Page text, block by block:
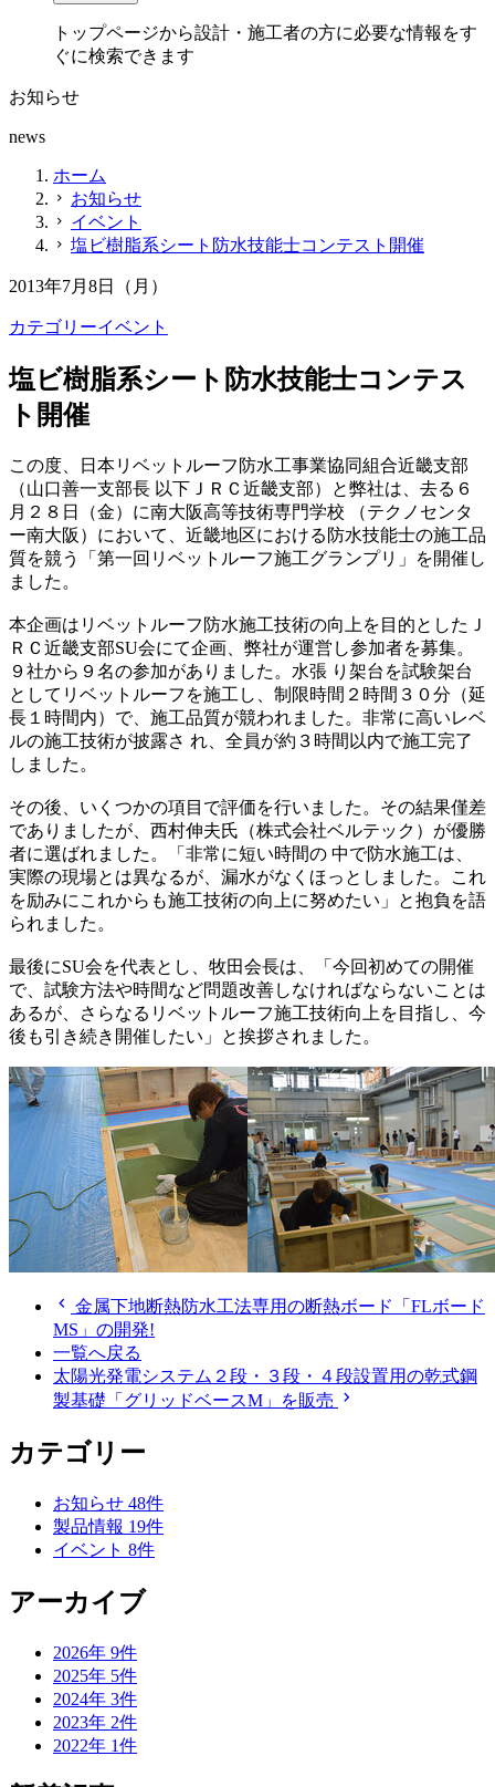
トップページから設計・施工者の方に必要な情報をす
ぐに検索できます
お知らせ
news
ホーム
chevron_right お知らせ
chevron_right イベント
chevron_right 塩ビ樹脂系シート防水技能士コンテスト開催
2013年7月8日（月）
カテゴリーイベント
塩ビ樹脂系シート防水技能士コンテス
ト開催
この度、日本リベットルーフ防水工事業協同組合近畿支部
（山口善一支部長 以下ＪＲＣ近畿支部）と弊社は、去る６
月２８日（金）に南大阪高等技術専門学校 （テクノセンタ
ー南大阪）において、近畿地区における防水技能士の施工品
質を競う「第一回リベットルーフ施工グランプリ」を開催し
ました。
本企画はリベットルーフ防水施工技術の向上を目的としたＪ
ＲＣ近畿支部SU会にて企画、弊社が運営し参加者を募集。
９社から９名の参加がありました。水張 り架台を試験架台
としてリベットルーフを施工し、制限時間２時間３０分（延
長１時間内）で、施工品質が競われました。非常に高いレベ
ルの施工技術が披露さ れ、全員が約３時間以内で施工完了
しました。
その後、いくつかの項目で評価を行いました。その結果僅差
でありましたが、西村伸夫氏（株式会社ベルテック）が優勝
者に選ばれました。「非常に短い時間の 中で防水施工は、
実際の現場とは異なるが、漏水がなくほっとしました。これ
を励みにこれからも施工技術の向上に努めたい」と抱負を語
られました。
最後にSU会を代表とし、牧田会長は、「今回初めての開催
で、試験方法や時間など問題改善しなければならないことは
あるが、さらなるリベットルーフ施工技術向上を目指し、今
後も引き続き開催したい」と挨拶されました。
chevron_left 金属下地断熱防水工法専用の断熱ボード「FLボード
MS」の開発!
一覧へ戻る
太陽光発電システム２段・３段・４段設置用の乾式鋼
製基礎「グリッドベースM」を販売 chevron_right
カテゴリー
お知らせ 48件
製品情報 19件
イベント 8件
アーカイブ
2026年 9件
2025年 5件
2024年 3件
2023年 2件
2022年 1件